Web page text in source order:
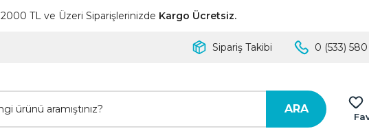
2000 TL ve Üzeri Siparişlerinizde Kargo Ücretsiz.
Sipariş Takibi 0 (533)
ARA